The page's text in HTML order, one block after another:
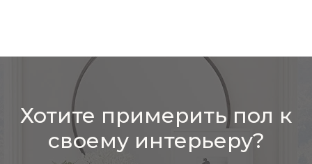
Хотите примерить пол к
своему интерьеру?